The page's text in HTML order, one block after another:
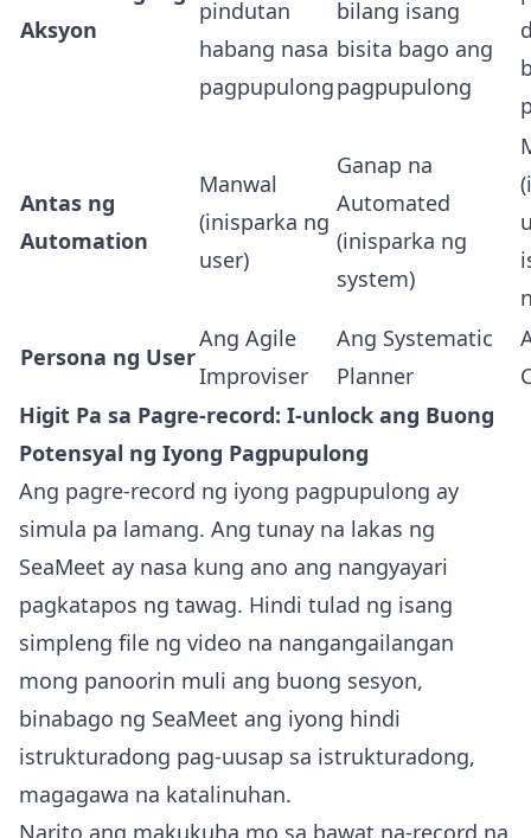
Aksyon
pindutan
habang nasa
pagpupulong
bilang isang
bisita bago ang
pagpupulong
Antas ng
Automation
Manwal
(inisparka ng
user)
Ganap na
Automated
(inisparka ng
system)
Persona ng User
Ang Agile
Improviser
Ang Systematic
Planner
Higit Pa sa Pagre-record: I-unlock ang Buong
Potensyal ng Iyong Pagpupulong
Ang pagre-record ng iyong pagpupulong ay
simula pa lamang. Ang tunay na lakas ng
SeaMeet ay nasa kung ano ang nangyayari
pagkatapos ng tawag. Hindi tulad ng isang
simpleng file ng video na nangangailangan
mong panoorin muli ang buong sesyon,
binabago ng SeaMeet ang iyong hindi
istrukturadong pag-uusap sa istrukturadong,
magagawa na katalinuhan.
Narito ang makukuha mo sa bawat na-record na